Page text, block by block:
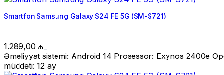
Smartfon Samsung Galaxy S24 FE 5G (SM-S721)
1.289,00 ₼
Əməliyyat sistemi: Android 14 Prosessor: Exynos 2400e
müddəti: 12 ay